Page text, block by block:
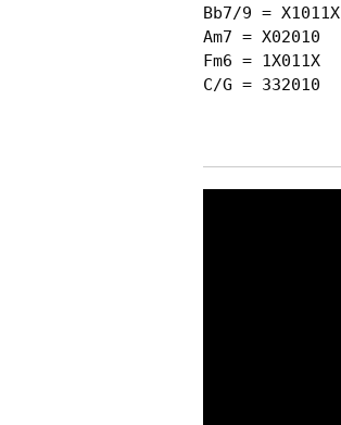
Bb7/9 = X1011X
Am7 = X02010
Fm6 = 1X011X
C/G = 332010